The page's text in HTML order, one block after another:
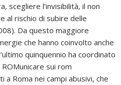
scegliere l’invisibilità, il non
al rischio di subire delle
Da questo maggiore
che hanno coinvolto anche
quinquennio ha coordinato
sui rom
Roma nei campi abusivi, che